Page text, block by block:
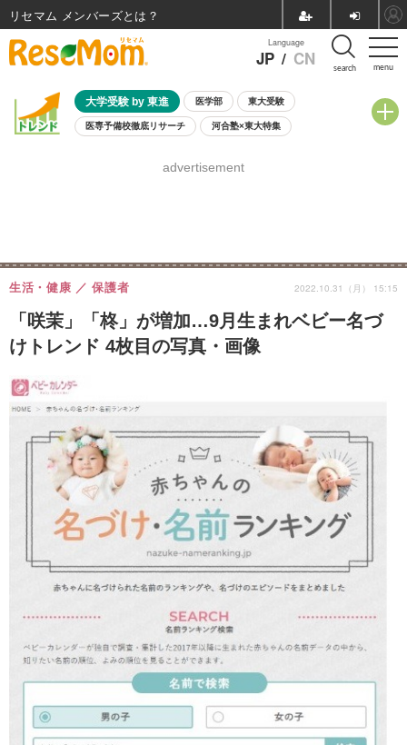
menu
Language
JP / CN search
大学受験 by 東進 医学部 東大受験
医専予備校徹底リサーチ 河合塾×東大特集
8月開催学校説明会・相談会
advertisement
「咲茉」「柊」が増加…9月生まれベビー名づ
けトレンド 4枚目の写真・画像
生活・健康 保護者 2022.10.31（月） 15:15
リセマム メンバーズ